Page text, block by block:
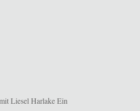
Liesel Harlake Ein